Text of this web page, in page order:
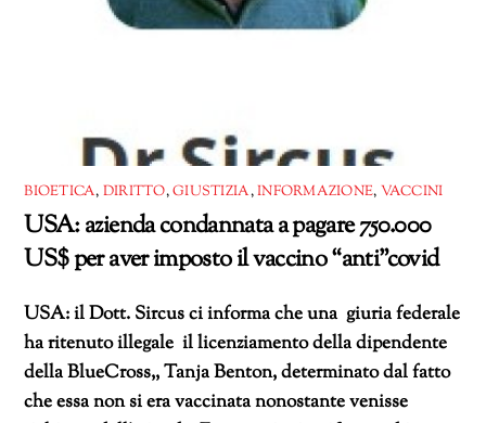
BIOETICA, DIRITTO,GIUSTIZIA,INFORMAZIONE, VACCINI
USA: azienda condannata a pagare 750.000
US$ per aver imposto il vaccino “anti”covid
USA: il Dott. Sircus ci informa che una giuria federale
ha ritenuto illegale il licenziamento della dipendente
della BlueCross,, Tanja Benton, determinato dal fatto
che essa non si era vaccinata nonostante venisse